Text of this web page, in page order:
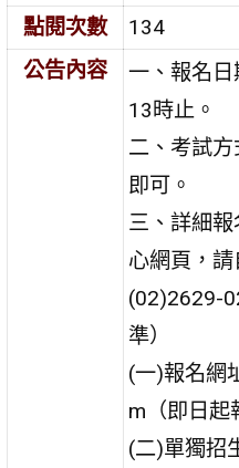
點閱次數
134
公告內容
一、報名
13時止。
二、考試
即可。
三、詳細
心網頁，
(02)2629-
準）
(一)報名網
m（即日起
(二)單獨招